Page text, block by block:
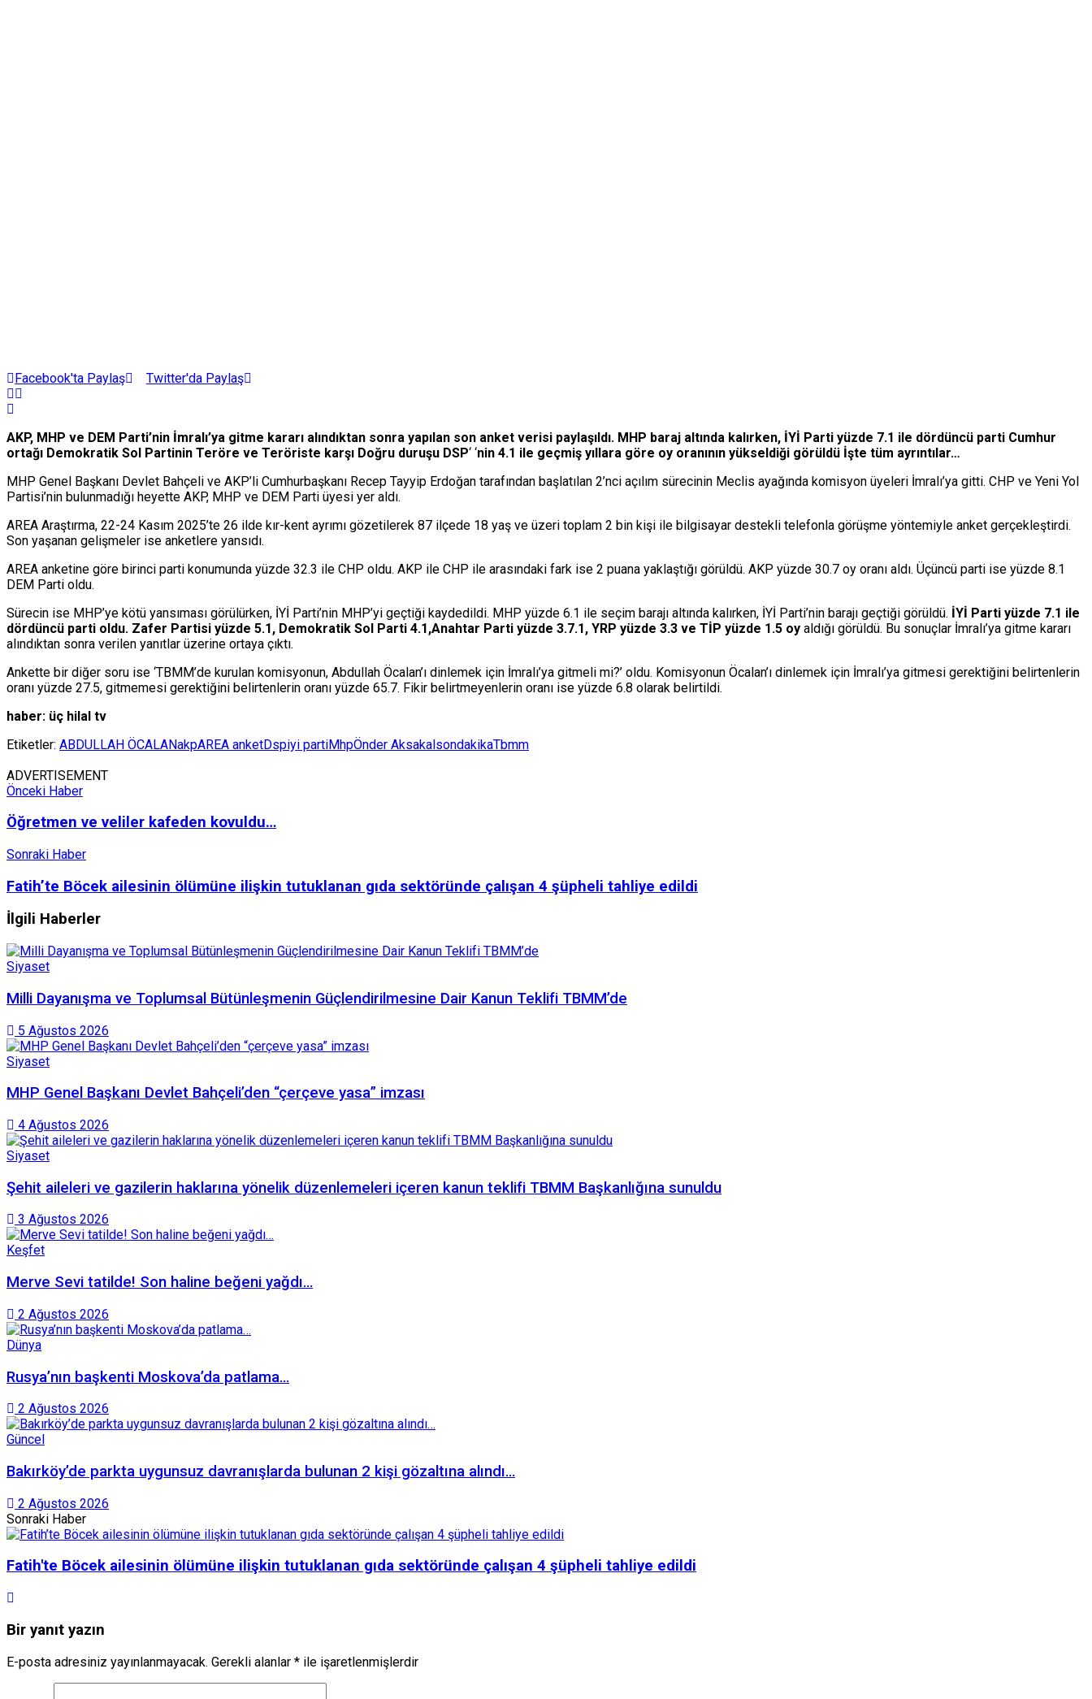
Facebook'ta Paylaş Twitter'da Paylaş
AKP, MHP ve DEM Parti’nin İmralı’ya gitme kararı alındıktan sonra yapılan son anket verisi paylaşıldı. MHP baraj altında kalırken, İYİ Parti yüzde 7.1 ile dördüncü parti Cumhur
ortağı Demokratik Sol Partinin Teröre ve Teröriste karşı Doğru duruşu DSP‘ ‘nin 4.1 ile geçmiş yıllara göre oy oranının yükseldiği görüldü İşte tüm ayrıntılar…
MHP Genel Başkanı Devlet Bahçeli ve AKP’li Cumhurbaşkanı Recep Tayyip Erdoğan tarafından başlatılan 2’nci açılım sürecinin Meclis ayağında komisyon üyeleri İmralı’ya gitti. CHP ve Yeni Yol
Partisi’nin bulunmadığı heyette AKP, MHP ve DEM Parti üyesi yer aldı.
AREA Araştırma, 22-24 Kasım 2025’te 26 ilde kır-kent ayrımı gözetilerek 87 ilçede 18 yaş ve üzeri toplam 2 bin kişi ile bilgisayar destekli telefonla görüşme yöntemiyle anket gerçekleştirdi.
Son yaşanan gelişmeler ise anketlere yansıdı.
AREA anketine göre birinci parti konumunda yüzde 32.3 ile CHP oldu. AKP ile CHP ile arasındaki fark ise 2 puana yaklaştığı görüldü. AKP yüzde 30.7 oy oranı aldı. Üçüncü parti ise yüzde 8.1
DEM Parti oldu.
Sürecin ise MHP’ye kötü yansıması görülürken, İYİ Parti’nin MHP’yi geçtiği kaydedildi. MHP yüzde 6.1 ile seçim barajı altında kalırken, İYİ Parti’nin barajı geçtiği görüldü. İYİ Parti yüzde 7.1 ile
dördüncü parti oldu. Zafer Partisi yüzde 5.1, Demokratik Sol Parti 4.1,Anahtar Parti yüzde 3.7.1, YRP yüzde 3.3 ve TİP yüzde 1.5 oy aldığı görüldü. Bu sonuçlar İmralı’ya gitme kararı
alındıktan sonra verilen yanıtlar üzerine ortaya çıktı.
Ankette bir diğer soru ise ‘TBMM’de kurulan komisyonun, Abdullah Öcalan’ı dinlemek için İmralı’ya gitmeli mi?’ oldu. Komisyonun Öcalan’ı dinlemek için İmralı’ya gitmesi gerektiğini belirtenlerin
oranı yüzde 27.5, gitmemesi gerektiğini belirtenlerin oranı yüzde 65.7. Fikir belirtmeyenlerin oranı ise yüzde 6.8 olarak belirtildi.
haber: üç hilal tv
Etiketler: ABDULLAH ÖCALANakpAREA anketDspiyi partiMhpÖnder AksakalsondakikaTbmm
ADVERTISEMENT
Önceki Haber
Öğretmen ve veliler kafeden kovuldu…
Sonraki Haber
Fatih’te Böcek ailesinin ölümüne ilişkin tutuklanan gıda sektöründe çalışan 4 şüpheli tahliye edildi
İlgili Haberler
Siyaset
Milli Dayanışma ve Toplumsal Bütünleşmenin Güçlendirilmesine Dair Kanun Teklifi TBMM’de
5 Ağustos 2026
Siyaset
MHP Genel Başkanı Devlet Bahçeli’den “çerçeve yasa” imzası
4 Ağustos 2026
Siyaset
Şehit aileleri ve gazilerin haklarına yönelik düzenlemeleri içeren kanun teklifi TBMM Başkanlığına sunuldu
3 Ağustos 2026
Keşfet
Merve Sevi tatilde! Son haline beğeni yağdı…
2 Ağustos 2026
Dünya
Rusya’nın başkenti Moskova’da patlama…
2 Ağustos 2026
Güncel
Bakırköy’de parkta uygunsuz davranışlarda bulunan 2 kişi gözaltına alındı…
2 Ağustos 2026
Sonraki Haber
Fatih'te Böcek ailesinin ölümüne ilişkin tutuklanan gıda sektöründe çalışan 4 şüpheli tahliye edildi
Bir yanıt yazın
E-posta adresiniz yayınlanmayacak. Gerekli alanlar * ile işaretlenmişlerdir